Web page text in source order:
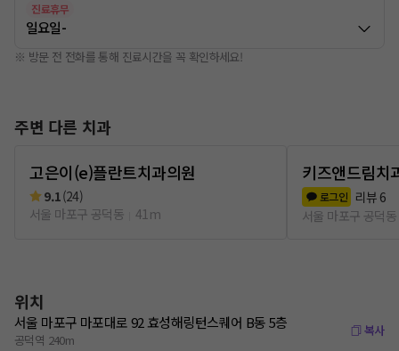
진료휴무
일요일-
※ 방문 전 전화를 통해 진료시간을 꼭 확인하세요!
주변 다른 치과
고은이(e)플란트치과의원
9.1(24)
서울 마포구 공덕동
41m
키즈앤드림치
로그인 리뷰 6
서울 마포구 공덕동
위치
서울 마포구 마포대로 92 효성해링턴스퀘어 B동 5층
공덕역 240m
복사